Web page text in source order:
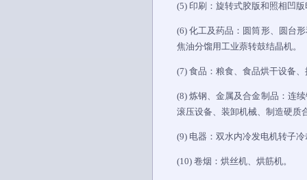
(5) 印刷：旋转式胶版和照相凹
(6) 化工及药品：圆筒形、圆台
焦油分馏用工业萘转鼓结晶机。
(7) 食品：粮食、食品烘干设备
(8) 炼钢、金属及合金制品：连
滚压设备、装卸机械、制造硬质
(9) 电器：双水内冷发电机转子
(10) 卷烟：烘丝机、烘筋机。